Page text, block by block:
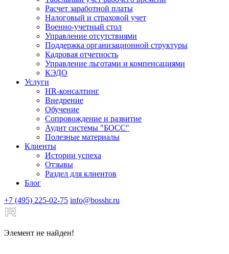
Расчет заработной платы
Налоговый и страховой учет
Военно-учетный стол
Управление отсутствиями
Поддержка организационной структуры
Кадровая отчетность
Управление льготами и компенсациями
КЭДО
Услуги
HR-консалтинг
Внедрение
Обучение
Сопровождение и развитие
Аудит системы "БОСС"
Полезные материалы
Клиенты
Истории успеха
Отзывы
Раздел для клиентов
Блог
+7 (495) 225-02-75 info@bosshr.ru
Элемент не найден!